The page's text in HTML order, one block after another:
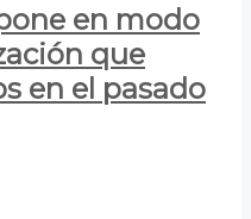
en modo
que
en el pasado